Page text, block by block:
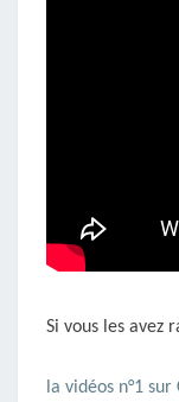
Si vous les avez
la vidéos n°1